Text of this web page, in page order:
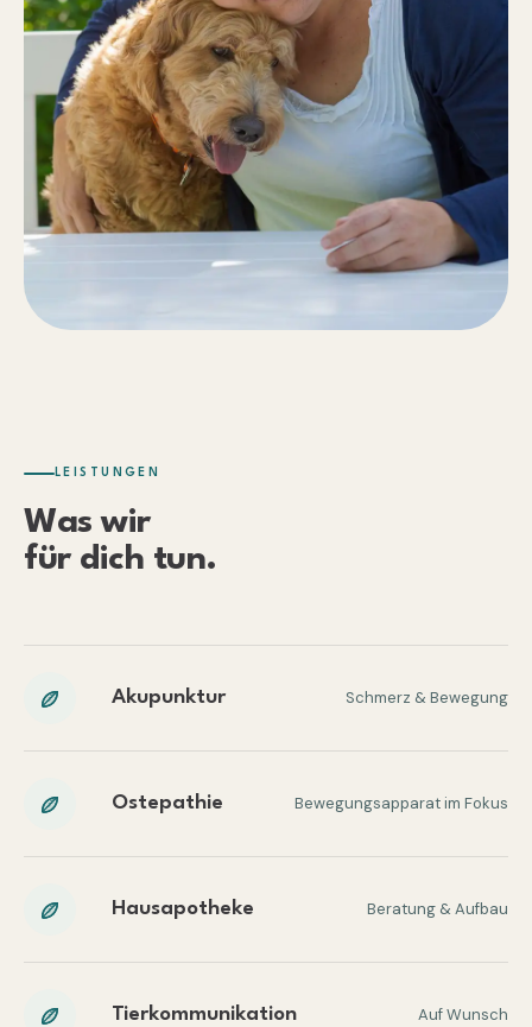
LEISTUNGEN
Was wir
für dich tun.
Akupunktur Schmerz & Bewegung
Ostepathie Bewegungsapparat im Fokus
Hausapotheke Beratung & Aufbau
Tierkommunikation Auf Wunsch